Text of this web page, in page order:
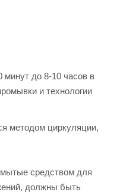
минут до 8-10 часов в
и технологии
методом циркуляции,
средством для
должны быть